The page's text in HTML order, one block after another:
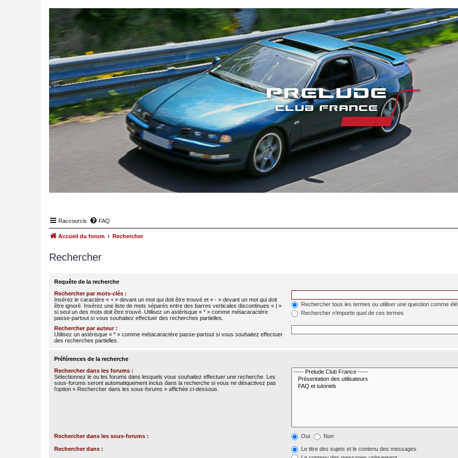
Raccourcis FAQ
Accueil du forum Rechercher
Rechercher
Requête de la recherche
Rechercher par mots-clés :
Insérez le caractère « + » devant un mot qui doit être trouvé et « - » devant un mot qui doit
être ignoré. Insérez une liste de mots séparés entre des barres verticales discontinues « | »
si seul un des mots doit être trouvé. Utilisez un astérisque « * » comme métacaractère
passe-partout si vous souhaitez effectuer des recherches partielles.
Rechercher tous les termes ou utiliser une question comme
Rechercher n’importe quel de ces termes
Rechercher par auteur :
Utilisez un astérisque « * » comme métacaractère passe-partout si vous souhaitez effectuer
des recherches partielles.
Préférences de la recherche
Rechercher dans les forums :
Sélectionnez le ou les forums dans lesquels vous souhaitez effectuer une recherche. Les
sous-forums seront automatiquement inclus dans la recherche si vous ne désactivez pas
l’option « Rechercher dans les sous-forums » affichée ci-dessous.
Rechercher dans les sous-forums : Oui Non
Rechercher dans :
Le titre des sujets et le contenu des messages